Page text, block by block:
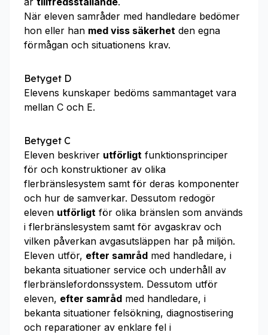
När eleven samråder med handledare bedömer
hon eller han med viss säkerhet den egna
förmågan och situationens krav.
Betyget D
Elevens kunskaper bedöms sammantaget vara
mellan C och E.
Betyget C
Eleven beskriver utförligt funktionsprinciper
för och konstruktioner av olika
flerbränslesystem samt för deras komponenter
och hur de samverkar. Dessutom redogör
eleven utförligt för olika bränslen som används
i flerbränslesystem samt för avgaskrav och
vilken påverkan avgasutsläppen har på miljön.
Eleven utför, efter samråd med handledare, i
bekanta situationer service och underhåll av
flerbränslefordonssystem. Dessutom utför
eleven, efter samråd med handledare, i
bekanta situationer felsökning, diagnostisering
och reparationer av enklare fel i